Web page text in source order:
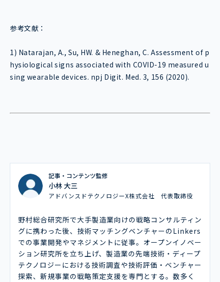
参考文献：
1) Natarajan, A., Su, HW. & Heneghan, C. Assessment of p
hysiological signs associated with COVID-19 measured u
sing wearable devices. npj Digit. Med. 3, 156 (2020).
記事・コンテンツ監修
小林 大三
アドバンスドテクノロジーX株式会社 代表取締役
野村総合研究所で大手製造業向けの戦略コンサルティン
グに携わった後、技術マッチングベンチャーのLinkers
での事業開発やマネジメントに従事。オープンイノベー
ション研究所を立ち上げ、製造業の先端技術・ディープ
テクノロジーにおける技術調査や技術評価・ベンチャー
探索、新規事業の戦略策定支援を専門とする。数多く